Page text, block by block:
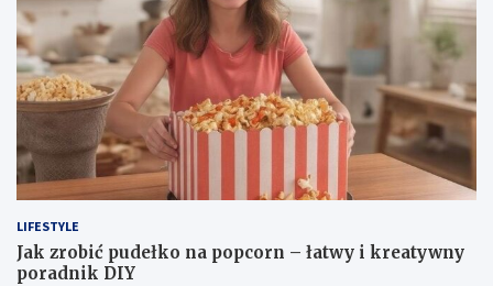
LIFESTYLE
Jak zrobić pudełko na popcorn – łatwy i kreatywny
poradnik DIY